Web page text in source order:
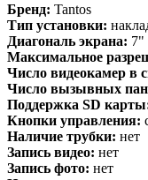
Бренд: Tantos
Тип установки:
Диагональ экрана: 7"
Максимальное
Число видеокамер в
Число вызывных
Поддержка SD
Кнопки управления:
Наличие трубки: нет
Запись видео: нет
Запись фото: нет